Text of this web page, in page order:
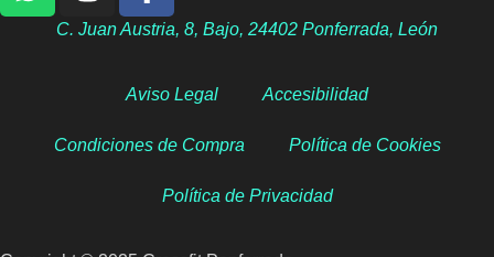
C. Juan Austria, 8, Bajo, 24402 Ponferrada, León
Aviso Legal Accesibilidad
Condiciones de Compra Política de Cookies
Política de Privacidad